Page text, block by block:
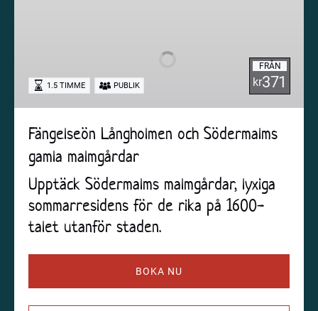
malmgårdar
FRÅN
kr371
1.5 TIMME PUBLIK
Fängelseön Långholmen och Södermalms
gamla malmgårdar
Upptäck Södermalms malmgårdar, lyxiga
sommarresidens för de rika på 1600-
talet utanför staden.
BOKA NU